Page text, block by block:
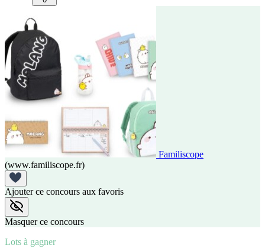
Familiscope
(www.familiscope.fr)
Ajouter ce concours aux favoris
Masquer ce concours
Lots à gagner